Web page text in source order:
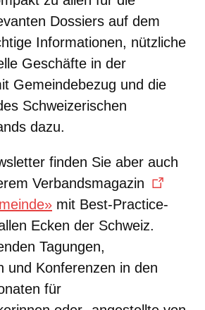
Dossiers auf dem
Informationen, nützliche
Geschäfte in der
Gemeindebezug und die
Schweizerischen
dazu.
finden Sie aber auch
Verbandsmagazin
mit Best-Practice-
Ecken der Schweiz.
Tagungen,
und Konferenzen in den
für